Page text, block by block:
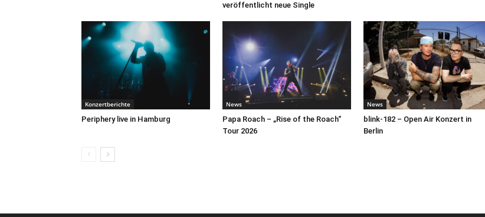
veröffentlicht neue Single
Konzertberichte
Periphery live in Hamburg
News
Papa Roach – „Rise of the Roach“
Tour 2026
News
blink-182 – Open Air Konzert in
Berlin